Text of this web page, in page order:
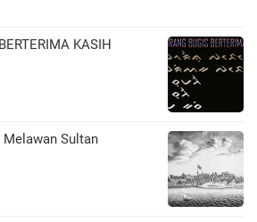
KASIH
Melawan Sultan